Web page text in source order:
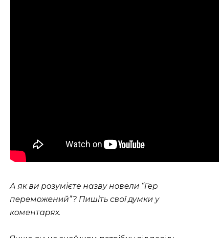
А як ви розумієте назву новели “Гер
переможений”? Пишіть свої думки у
коментарях.